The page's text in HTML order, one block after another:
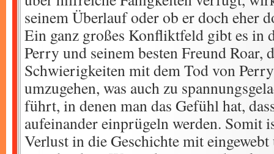
seinem Überlauf oder ob er doch eher
Ein ganz großes Konfliktfeld gibt es in
Perry und seinem besten Freund Roar,
Schwierigkeiten mit dem Tod von
umzugehen, was auch zu
führt, in denen man das Gefühl hat,
aufeinander einprügeln werden. Somit
Verlust in die Geschichte mit